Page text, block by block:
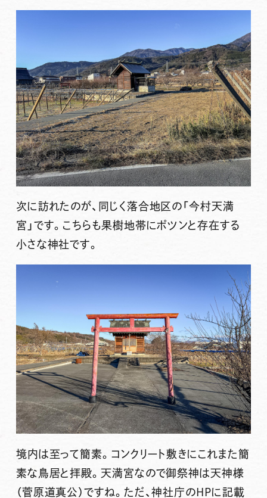
次に訪れたのが、同じく落合地区の 「今村天満
宮」 です。こちらも果樹地帯にポツンと存在する
小さな神社です。
境内は至って簡素。コンクリート敷きにこれまた簡
素な鳥居と拝殿。天満宮なので御祭神は天神様
（菅原道真公）ですね。ただ、神社庁のHPに記載